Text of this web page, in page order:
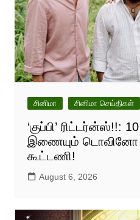
சினிமா சினிமா செய்திகள்
‘குப்பி’ ரிட்டர்ன்ஸ்!!:
இணையும் டொவினோ
கூட்டணி!
August 6, 2026